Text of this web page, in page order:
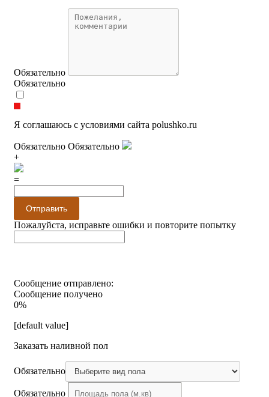
Обязательно
Обязательно
Я соглашаюсь с условиями сайта polushko.ru
Обязательно Обязательно
+
=
Отправить
Пожалуйста, исправьте ошибки и повторите попытку
Сообщение отправлено:
Сообщение получено
0%
[default value]
Заказать наливной пол
Обязательно
Обязательно